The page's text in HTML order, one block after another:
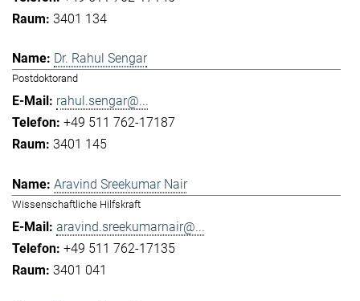
3401 134
Dr. Rahul Sengar
Postdoktorand
rahul.sengar@...
+49 511 762-17187
3401 145
Aravind Sreekumar Nair
Wissenschaftliche Hilfskraft
aravind.sreekumarnair@...
+49 511 762-17135
3401 041